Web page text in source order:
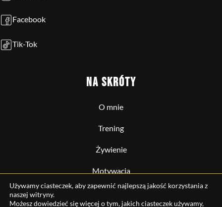
Facebook
Tik-Tok
NA SKRÓTY
O mnie
Trening
Żywienie
Motywacja
Operacja
Używamy ciasteczek, aby zapewnić najlepszą jakość korzystania z
naszej witryny.
Możesz dowiedzieć się więcej o tym, jakich ciasteczek używamy,